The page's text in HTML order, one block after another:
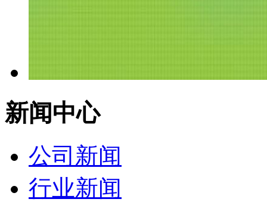
新闻中心
公司新闻
行业新闻